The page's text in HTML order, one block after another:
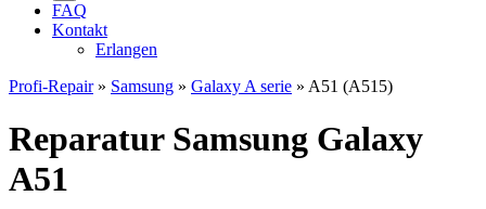
FAQ
Kontakt
Erlangen
Profi-Repair» Samsung » Galaxy A serie » A51 (A515)
Reparatur Samsung Galaxy
A51